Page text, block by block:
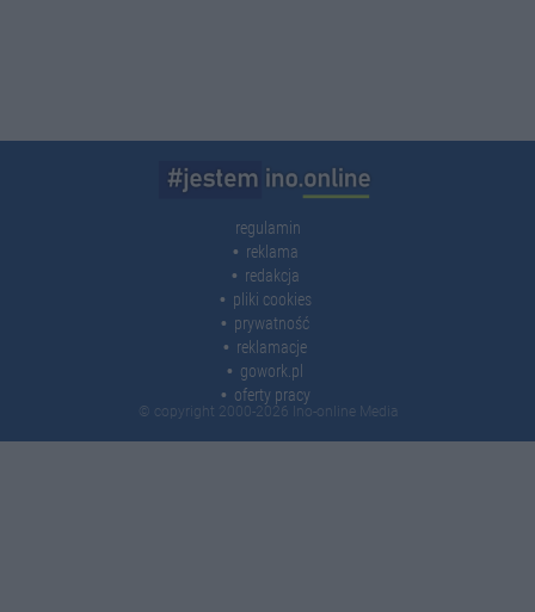
regulamin
reklama
redakcja
pliki cookies
prywatność
reklamacje
gowork.pl
oferty pracy
© copyright 2000-2026 Ino-online Media